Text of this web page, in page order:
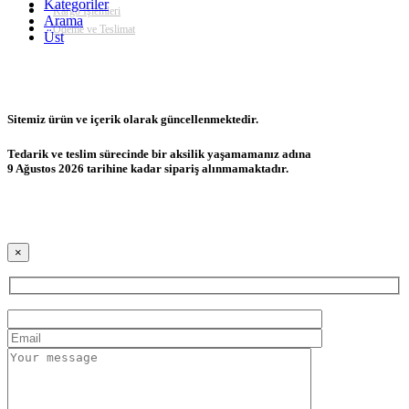
Kargo İşlemleri
Ödeme ve Teslimat
Kategoriler
Arama
Üst
Sitemiz ürün ve içerik olarak güncellenmektedir.
Tedarik ve teslim sürecinde bir aksilik yaşamamanız adına
9 Ağustos 2026 tarihine kadar sipariş alınmamaktadır.
×